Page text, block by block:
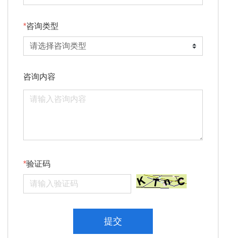
咨询类型
咨询内容
验证码
提交